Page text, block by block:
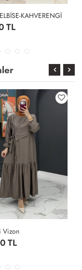
KAHVERENGİ
TL
Vizon
TL